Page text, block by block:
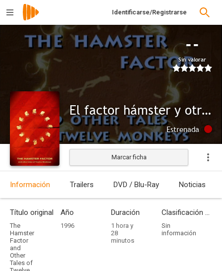
Identificarse/Registrarse
--
Sin valorar
El factor hámster y otros cuentos sobre 12 monos
Estrenada
Marcar ficha
Información Trailers DVD / Blu-Ray Noticias
Título original
The
Hamster
Factor
and
Other
Tales of
Año
1996
Duración
1 hora y
28
minutos
Clasificación por edades
Sin
información